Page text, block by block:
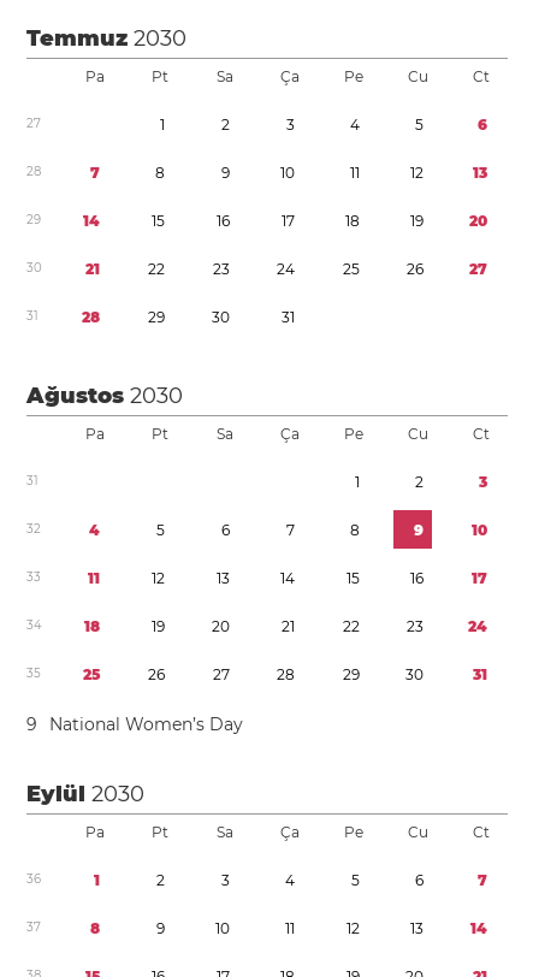
Temmuz2030
Pa Pt Sa Ça Pe Cu Ct
27 1 2 3 4 5 6
28 7 8 9 10 11 12 13
29 14 15 16 17 18 19 20
30 21 22 23 24 25 26 27
31 28 29 30 31
Ağustos2030
Pa Pt Sa Ça Pe Cu Ct
31 1 2 3
32 4 5 6 7 8 9 10
33 11 12 13 14 15 16 17
34 18 19 20 21 22 23 24
35 25 26 27 28 29 30 31
9 National Women’s Day
Eylül2030
Pa Pt Sa Ça Pe Cu Ct
36 1 2 3 4 5 6 7
37 8 9 10 11 12 13 14